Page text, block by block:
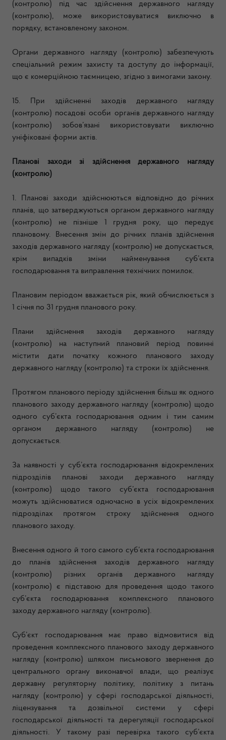
(контролю) під час здійснення державного нагляду
(контролю), може використовуватися виключно в
порядку, встановленому законом.
Органи державного нагляду (контролю) забезпечують
спеціальний режим захисту та доступу до інформації,
що є комерційною таємницею, згідно з вимогами закону.
15. При здійсненні заходів державного нагляду
(контролю) посадові особи органів державного нагляду
(контролю) зобов’язані використовувати виключно
уніфіковані форми актів.
Планові заходи зі здійснення державного нагляду
(контролю)
1. Планові заходи здійснюються відповідно до річних
планів, що затверджуються органом державного нагляду
(контролю) не пізніше 1 грудня року, що передує
плановому. Внесення змін до річних планів здійснення
заходів державного нагляду (контролю) не допускається,
крім випадків зміни найменування суб’єкта
господарювання та виправлення технічних помилок.
Плановим періодом вважається рік, який обчислюється з
1 січня по 31 грудня планового року.
Плани здійснення заходів державного нагляду
(контролю) на наступний плановий період повинні
містити дати початку кожного планового заходу
державного нагляду (контролю) та строки їх здійснення.
Протягом планового періоду здійснення більш як одного
планового заходу державного нагляду (контролю) щодо
одного суб’єкта господарювання одним і тим самим
органом державного нагляду (контролю) не
допускається.
За наявності у суб’єкта господарювання відокремлених
підрозділів планові заходи державного нагляду
(контролю) щодо такого суб’єкта господарювання
можуть здійснюватися одночасно в усіх відокремлених
підрозділах протягом строку здійснення одного
планового заходу.
Внесення одного й того самого суб’єкта господарювання
до планів здійснення заходів державного нагляду
(контролю) різних органів державного нагляду
(контролю) є підставою для проведення щодо такого
суб’єкта господарювання комплексного планового
заходу державного нагляду (контролю).
Суб’єкт господарювання має право відмовитися від
проведення комплексного планового заходу державного
нагляду (контролю) шляхом письмового звернення до
центрального органу виконавчої влади, що реалізує
державну регуляторну політику, політику з питань
нагляду (контролю) у сфері господарської діяльності,
ліцензування та дозвільної системи у сфері
господарської діяльності та дерегуляції господарської
діяльності. У такому разі перевірка такого суб’єкта